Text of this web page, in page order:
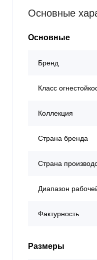
Основные
Основные
Бренд
Класс
Коллекция
Страна бренда
Страна
Диапазон
Фактурность
Размеры